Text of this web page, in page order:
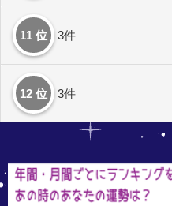
11 位 3件
12 位 3件